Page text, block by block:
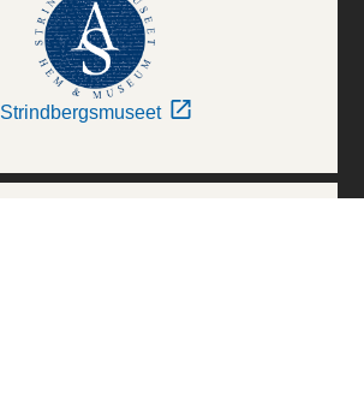
Strindbergsmuseet